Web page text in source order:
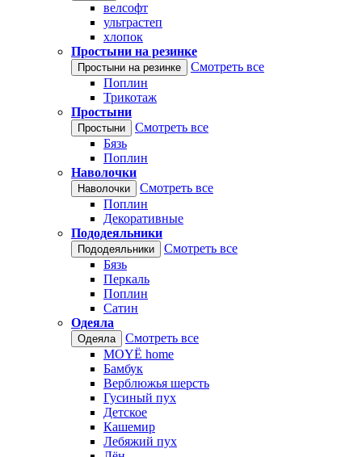
велсофт
ультрастеп
хлопок
Простыни на резинке
Простыни на резинке
Смотреть все
Поплин
Трикотаж
Простыни
Простыни
Смотреть все
Бязь
Поплин
Наволочки
Наволочки
Смотреть все
Поплин
Декоративные
Пододеяльники
Пододеяльники
Смотреть все
Бязь
Перкаль
Поплин
Сатин
Одеяла
Одеяла
Смотреть все
MOYЁ home
Бамбук
Верблюжья шерсть
Гусиный пух
Детское
Кашемир
Лебяжий пух